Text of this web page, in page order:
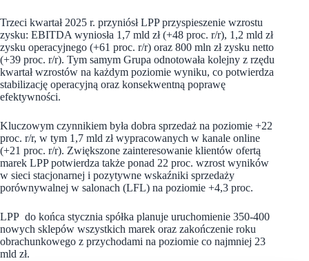
Trzeci kwartał 2025 r. przyniósł LPP przyspieszenie wzrostu
zysku: EBITDA wyniosła 1,7 mld zł (+48 proc. r/r), 1,2 mld zł
zysku operacyjnego (+61 proc. r/r) oraz 800 mln zł zysku netto
(+39 proc. r/r). Tym samym Grupa odnotowała kolejny z rzędu
kwartał wzrostów na każdym poziomie wyniku, co potwierdza
stabilizację operacyjną oraz konsekwentną poprawę
efektywności.
Kluczowym czynnikiem była dobra sprzedaż na poziomie +22
proc. r/r, w tym 1,7 mld zł wypracowanych w kanale online
(+21 proc. r/r). Zwiększone zainteresowanie klientów ofertą
marek LPP potwierdza także ponad 22 proc. wzrost wyników
w sieci stacjonarnej i pozytywne wskaźniki sprzedaży
porównywalnej w salonach (LFL) na poziomie +4,3 proc.
LPP do końca stycznia spółka planuje uruchomienie 350-400
nowych sklepów wszystkich marek oraz zakończenie roku
obrachunkowego z przychodami na poziomie co najmniej 23
mld zł.